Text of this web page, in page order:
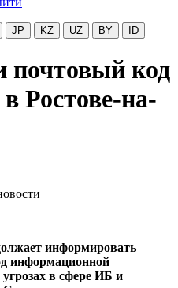
JP KZ UZ BY ID
почтовый код
в Ростове-на-
информировать
информационной
угрозах в сфере ИБ и